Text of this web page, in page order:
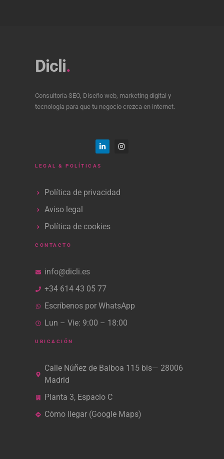
Dicli.
Consultoría SEO, Diseño web, marketing digital y
tecnología para que tu negocio crezca en internet.
LEGAL & POLÍTICAS
Política de privacidad
Aviso legal
Política de cookies
CONTACTO
info@dicli.es
+34 614 43 05 77
Escríbenos por WhatsApp
Lun – Vie: 9:00 – 18:00
UBICACIÓN
Calle Núñez de Balboa 115 bis— 28006
Madrid
Planta 3, Espacio C
Cómo llegar (Google Maps)